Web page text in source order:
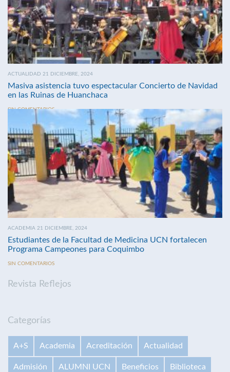
ACTUALIDAD 21 DICIEMBRE, 2024
Masiva asistencia tuvo espectacular Concierto de Navidad
en las Ruinas de Huanchaca
SIN COMENTARIOS
ACADEMIA 21 DICIEMBRE, 2024
Estudiantes de la Facultad de Medicina UCN fortalecen
Programa Campeones para Coquimbo
SIN COMENTARIOS
Revista Reflejos
Categorías
A+S Academia Acreditación Actualidad
Admisión ALUMNI UCN Beneficios Biblioteca